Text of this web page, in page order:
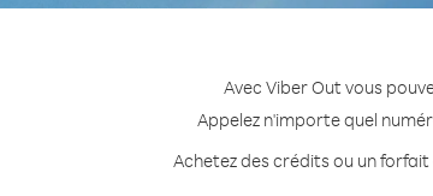
Avec Viber Out vous
Appelez n'importe quel
Achetez des crédits ou un